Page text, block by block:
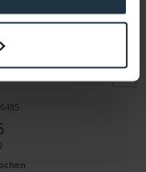
SSD 8 TB
Thunderbolt 3...